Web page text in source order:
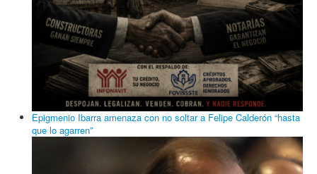
Epigmenio Ibarra amenaza con no soltar a Felipe Calderón “hasta
que lo agarren”